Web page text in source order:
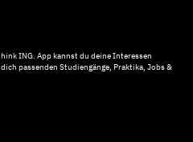
ING. App kannst du deine Interessen
passenden Studiengänge, Praktika, Jobs &